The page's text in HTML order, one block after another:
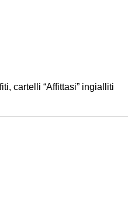
cartelli “Affittasi” ingialliti